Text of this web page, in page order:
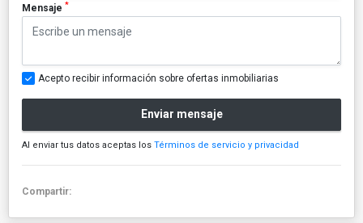
Mensaje *
Acepto recibir información sobre ofertas inmobiliarias
Enviar mensaje
Al enviar tus datos aceptas los Términos de servicio y privacidad
Compartir: